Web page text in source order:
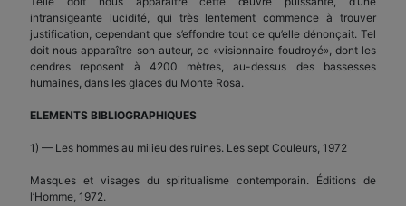
intransigeante lucidité, qui très lentement commence à trouver
justification, cependant que s’effondre tout ce qu’elle dénonçait. Tel
doit nous apparaître son auteur, ce «visionnaire foudroyé», dont les
cendres reposent à 4200 mètres, au-dessus des bassesses
humaines, dans les glaces du Monte Rosa.
ELEMENTS BIBLIOGRAPHIQUES
1) — Les hommes au milieu des ruines. Les sept Couleurs, 1972
Masques et visages du spiritualisme contemporain. Éditions de
l’Homme, 1972.